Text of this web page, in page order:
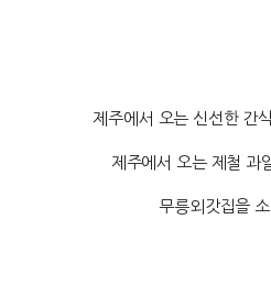
제주에서 오는 신선한 간
제주에서 오는 제철 과
무릉외갓집을 소